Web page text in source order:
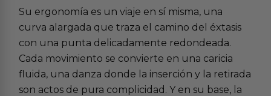
Su ergonomía es un viaje en sí misma, una
curva alargada que traza el camino del éxtasis
con una punta delicadamente redondeada.
Cada movimiento se convierte en una caricia
fluida, una danza donde la inserción y la retirada
son actos de pura complicidad. Y en su base, la